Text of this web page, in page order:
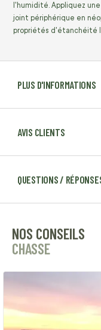
PLUS D'INFORMATIONS
AVIS CLIENTS
QUESTIONS /
l'humidité. Appliquez
joint périphérique en
propriétés d'étanchéité
NOS CONSEILS
CHASSE